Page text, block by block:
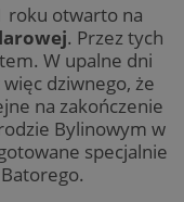
roku otwarto na
. Przez tych
W upalne dni
dziwnego, że
na zakończenie
Bylinowym w
specjalnie